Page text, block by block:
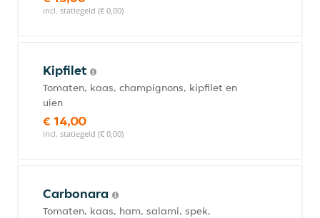
incl. statiegeld (€ 0,00)
Kipfilet
Tomaten, kaas, champignons, kipfilet en
uien
€ 14,00
incl. statiegeld (€ 0,00)
Carbonara
Tomaten, kaas, ham, salami, spek,